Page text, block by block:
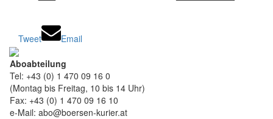
Tweet Email
Aboabteilung
Tel: +43 (0) 1 470 09 16 0
(Montag bis Freitag, 10 bis 14 Uhr)
Fax: +43 (0) 1 470 09 16 10
e-Mail: abo@boersen-kurier.at